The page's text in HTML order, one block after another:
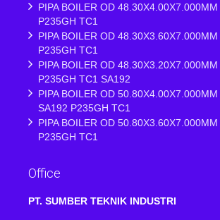
PIPA BOILER OD
P235GH TC1
PIPA BOILER OD
P235GH TC1
PIPA BOILER OD
P235GH TC1 SA192
PIPA BOILER OD
SA192 P235GH TC1
PIPA BOILER OD
P235GH TC1
Office
PT. SUMBER TEKNIK INDUSTRI